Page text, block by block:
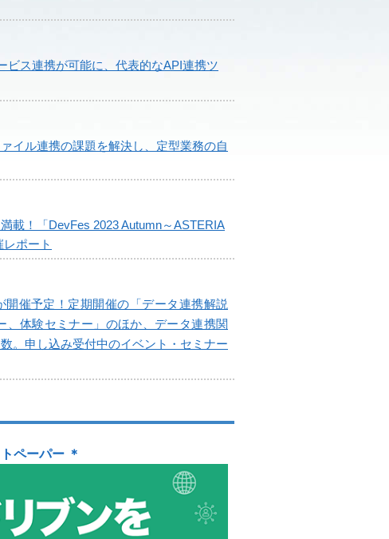
ビス連携が可能に、代表的なAPI連携ツ
イル連携の課題を解決し、定型業務の自
載！「DevFes 2023 Autumn～ASTERIA
ポート
開催予定！定期開催の「データ連携解説
、体験セミナー」のほか、データ連携関
。申し込み受付中のイベント・セミナー
ペーパー ＊